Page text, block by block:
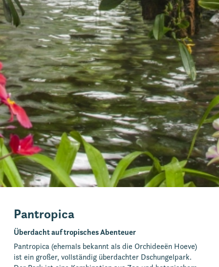
Pantropica
Überdacht auf tropisches Abenteuer
Pantropica (ehemals bekannt als die Orchideeën Hoeve)
ist ein großer, vollständig überdachter Dschungelpark.